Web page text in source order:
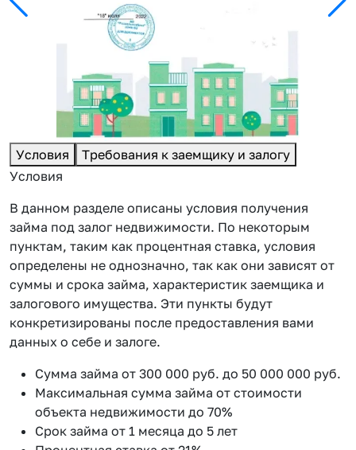
Условия
Требования к заемщику и залогу
Условия
В данном разделе описаны условия получения
займа под залог недвижимости. По некоторым
пунктам, таким как процентная ставка, условия
определены не однозначно, так как они зависят от
суммы и срока займа, характеристик заемщика и
залогового имущества. Эти пункты будут
конкретизированы после предоставления вами
данных о себе и залоге.
Сумма займа от 300 000 руб. до 50 000 000 руб.
Максимальная сумма займа от стоимости
объекта недвижимости до 70%
Срок займа от 1 месяца до 5 лет